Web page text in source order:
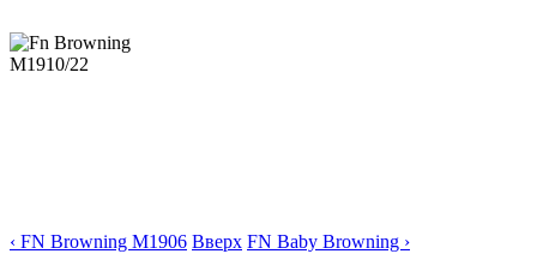
‹ FN Browning M1906 Вверх FN Baby Browning ›